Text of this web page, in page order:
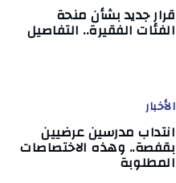
قرار جديد بشأن منحة
الفئات الفقيرة.. التفاصيل
الأخبار
انتداب مدرسين عرضيين
بقفصة.. وهذه الاختصاصات
المطلوبة